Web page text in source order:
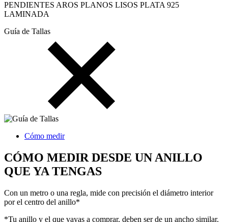
PENDIENTES AROS PLANOS LISOS PLATA 925
LAMINADA
Guía de Tallas
Cómo medir
CÓMO MEDIR DESDE UN ANILLO
QUE YA TENGAS
Con un metro o una regla, mide con precisión el diámetro interior
por el centro del anillo*
*Tu anillo y el que vayas a comprar, deben ser de un ancho similar.